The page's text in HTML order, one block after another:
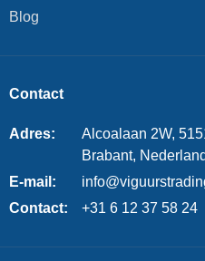
Blog
Contact
Adres:
Alcoalaan 2W,
Brabant, Nederland
E-mail:
Contact:
+31 6 12 37 58 24